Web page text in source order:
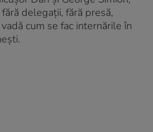
delegații, fără presă,
cum se fac internările în